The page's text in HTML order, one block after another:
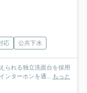
応 公共下水
られる独立洗面台を採用
ンターホンを通...
もっと